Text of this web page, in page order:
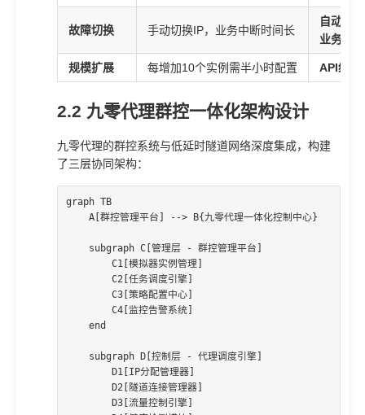
故障切换 手动切换IP，业务中断时间长
自动检
业务无感
规模扩展 每增加10个实例需半小时配置 API级自
2.2 九零代理群控一体化架构设计
九零代理的群控系统与低延时隧道网络深度集成，构建
了三层协同架构：
graph TB
    A[群控管理平台] --> B{九零代理一体化控制中心}
    subgraph C[管理层 - 群控管理平台]
        C1[模拟器实例管理]
        C2[任务调度引擎]
        C3[策略配置中心]
        C4[监控告警系统]
    end
    subgraph D[控制层 - 代理调度引擎]
        D1[IP分配管理器]
        D2[隧道连接管理器]
        D3[流量控制引擎]